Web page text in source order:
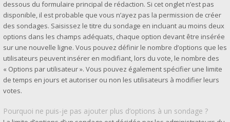
dessous du formulaire principal de rédaction. Si cet onglet n’est pas
disponible, il est probable que vous n’ayez pas la permission de créer
des sondages. Saisissez le titre du sondage en incluant au moins deux
options dans les champs adéquats, chaque option devant être insérée
sur une nouvelle ligne. Vous pouvez définir le nombre d’options que les
utilisateurs peuvent insérer en modifiant, lors du vote, le nombre des
« Options par utilisateur ». Vous pouvez également spécifier une limite
de temps en jours et autoriser ou non les utilisateurs à modifier leurs
votes.
Pourquoi ne puis-je pas ajouter plus d’options à un sondage ?